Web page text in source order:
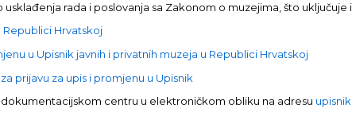
rada i poslovanja sa Zakonom o muzejima, što
Republici Hrvatskoj
u Upisnik javnih i privatnih muzeja u Republici Hrvatskoj
prijavu za upis i promjenu u Upisnik
centru u elektroničkom obliku na adresu